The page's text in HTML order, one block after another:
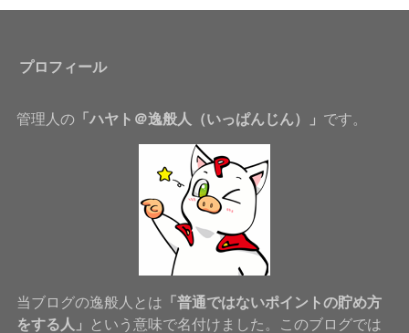
プロフィール
管理人の「ハヤト＠逸般人（いっぱんじん）」 です。
当ブログの逸般人とは 「普通ではないポイントの貯め方
をする人」
という意味で名付けました。このブログでは